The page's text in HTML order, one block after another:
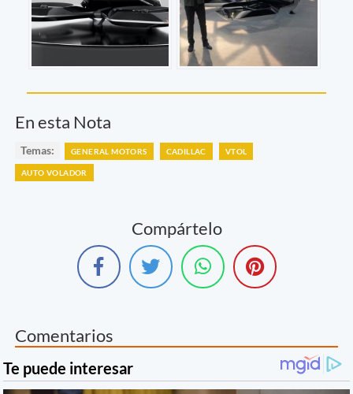
En esta Nota
Temas: GENERAL MOTORS CADILLAC VTOL
AUTO VOLADOR
Compártelo
Comentarios